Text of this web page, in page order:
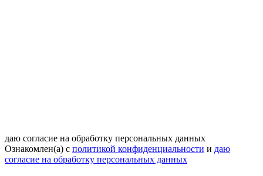
даю согласие на обработку персональных данных
Ознакомлен(а) с политикой конфиденциальности и даю
согласие на обработку персональных данных